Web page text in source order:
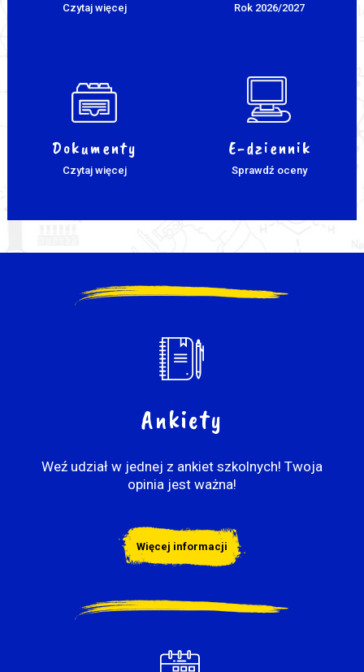
Czytaj więcej Rok 2026/2027
Dokumenty
Czytaj więcej
E-dziennik
Sprawdź oceny
Ankiety
Weź udział w jednej z ankiet szkolnych! Twoja
opinia jest ważna!
Więcej informacji